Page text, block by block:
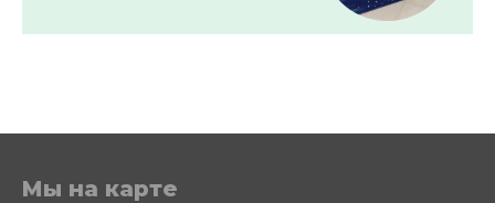
Мы на карте